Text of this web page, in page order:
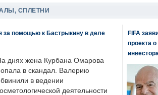
СПЛЕТНИ
за помощью к Бастрыкину в деле
днях жена Курбана Омарова
в скандал. Валерию
в ведении
деятельности
FIFA
проекта